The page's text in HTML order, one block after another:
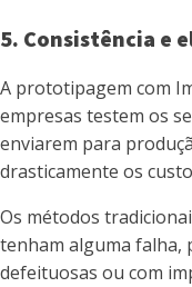
5. Consistência e
A prototipagem com
empresas testem os
enviarem para
drasticamente os
Os métodos
tenham alguma falha,
defeituosas ou com